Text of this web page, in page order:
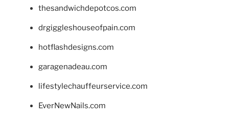
thesandwichdepotcos.com
drgiggleshouseofpain.com
hotflashdesigns.com
garagenadeau.com
lifestylechauffeurservice.com
EverNewNails.com